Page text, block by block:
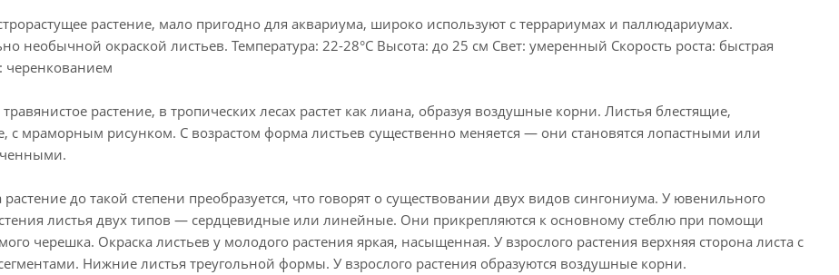
растение, мало пригодно для аквариума, широко используют с террариумах и паллюдариумах.
необычной окраской листьев. Температура: 22-28°С Высота: до 25 см Свет: умеренный Скорость роста: быстрая
черенкованием
растение, в тропических лесах растет как лиана, образуя воздушные корни. Листья блестящие,
с мраморным рисунком. С возрастом форма листьев существенно меняется — они становятся лопастными или
растение до такой степени преобразуется, что говорят о существовании двух видов сингониума. У ювенильного
листья двух типов — сердцевидные или линейные. Они прикрепляются к основному стеблю при помощи
черешка. Окраска листьев у молодого растения яркая, насыщенная. У взрослого растения верхняя сторона листа с
Нижние листья треугольной формы. У взрослого растения образуются воздушные корни.